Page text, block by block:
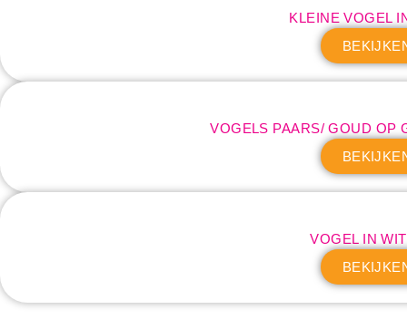
KLEINE VOGEL
VOGELS PAARS/ GOUD OP
VOGEL IN